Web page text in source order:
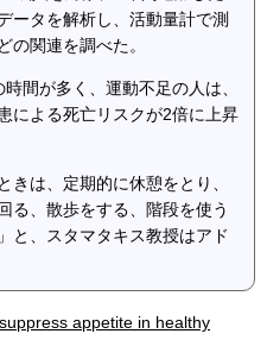
ータを解析し、活動量計で測
の関連を調べた。
間が多く、運動不足の人は、
による死亡リスクが2倍に上昇
は、定期的に休憩をとり、
る、散歩をする、階段を使う
と、スタマタキス教授はアド
appetite in healthy